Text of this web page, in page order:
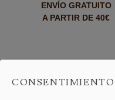
ENVÍO GRATUITO
A PARTIR DE 40€